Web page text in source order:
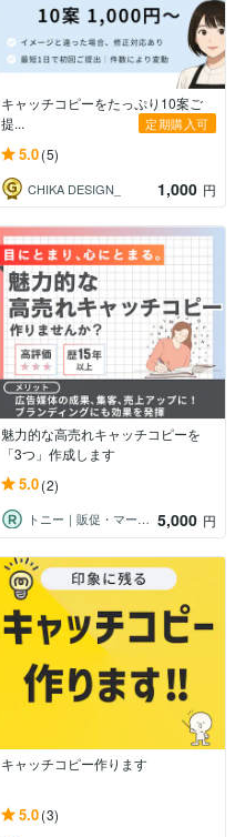
キャッチコピーをたっぷり10案ご
提...
定期購入可
5.0(5)
CHIKA DESIGN_ 1,000 円
魅力的な高売れキャッチコピーを
「3つ」作成します
5.0(2)
トニー｜販促・マーケティング支援 5,000 円
キャッチコピー作ります
5.0(3)